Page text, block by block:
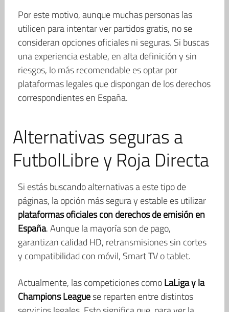
Por este motivo, aunque muchas personas las
utilicen para intentar ver partidos gratis, no se
consideran opciones oficiales ni seguras. Si buscas
una experiencia estable, en alta definición y sin
riesgos, lo más recomendable es optar por
plataformas legales que dispongan de los derechos
correspondientes en España.
Alternativas seguras a
FutbolLibre y Roja Directa
Si estás buscando alternativas a este tipo de
páginas, la opción más segura y estable es utilizar
plataformas oficiales con derechos de emisión en
España. Aunque la mayoría son de pago,
garantizan calidad HD, retransmisiones sin cortes
y compatibilidad con móvil, Smart TV o tablet.
Actualmente, las competiciones comoLaLiga y la
Champions Leaguese reparten entre distintos